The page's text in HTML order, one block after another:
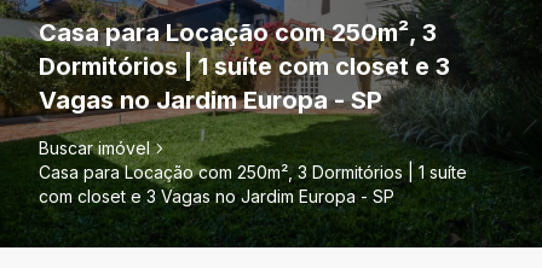
Casa para Locação com 250m², 3
Dormitórios | 1 suíte com closet e 3
Vagas no Jardim Europa - SP
Buscar imóvel
Casa para Locação com 250m², 3 Dormitórios | 1 suíte
com closet e 3 Vagas no Jardim Europa - SP